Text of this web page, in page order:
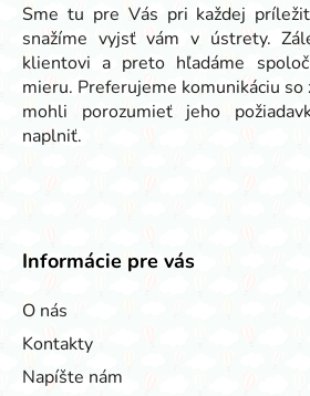
Sme tu pre Vás pri každej
snažíme vyjsť vám v ústrety.
klientovi a preto hľadáme
mieru. Preferujeme komunikáciu so
mohli porozumieť jeho
naplniť.
Informácie pre vás
O nás
Kontakty
Napíšte nám